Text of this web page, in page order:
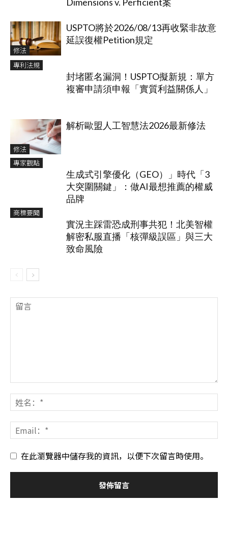
修法
USPTO將於2026/08/13再收緊非故意
延誤復權Petition規定
專利法規
封堵匿名漏洞！USPTO擬新規：單方
複審申請須申報「實質利益關係人」
修法
解析歐盟人工智慧法2026最新修法
專家觀點
生成式引擎優化（GEO）」時代「3
大突圍關鍵」：做AI最想推薦的權威
品牌
商標要聞
實況主踩雷恐成刑事共犯！北美智權
解密私服直播「核彈級誤區」與三大
致命風險
在此瀏覽器中儲存我的資訊，以便下次留言時使用。